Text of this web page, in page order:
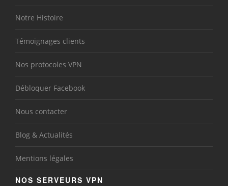
Notre Histoire
Témoignages clients
Nos protocoles VPN
Débloquer Facebook
Nous contacter
Blog & Actualités
Mentions légales
NOS SERVEURS VPN